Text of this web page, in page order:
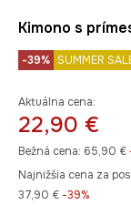
Kimono s
-39% SUMMER
Aktuálna cena:
22,90 €
Bežná cena: 65,90 €
Najnižšia cena za
37,90 € -39%